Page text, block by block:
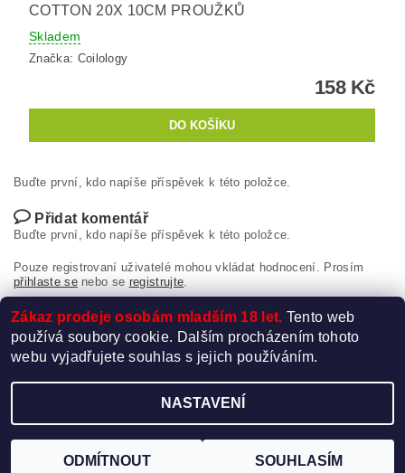
COTTON 20X 10CM PROUŽKŮ
Skladem
Značka: Coilology
158 Kč
Buďte první, kdo napíše příspěvek k této položce.
Přidat komentář
Buďte první, kdo napíše příspěvek k této položce.
Pouze registrovaní uživatelé mohou vkládat hodnocení. Prosím
přihlaste senebo se registrujte
Vytvořil Shoptet
Zákaz prodeje osobám mladším 18 let. Tento web
používá soubory cookie. Dalším procházením tohoto
webu vyjadřujete souhlas s jejich používáním.
NASTAVENÍ
ODMÍTNOUT SOUHLASÍM